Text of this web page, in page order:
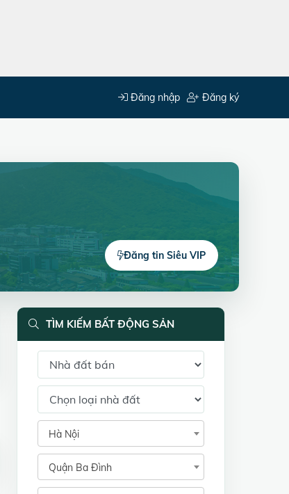
Đăng nhập Đăng ký
Đăng tin Siêu VIP
TÌM KIẾM BẤT ĐỘNG SẢN
Hà Nội
Quận Ba Đình